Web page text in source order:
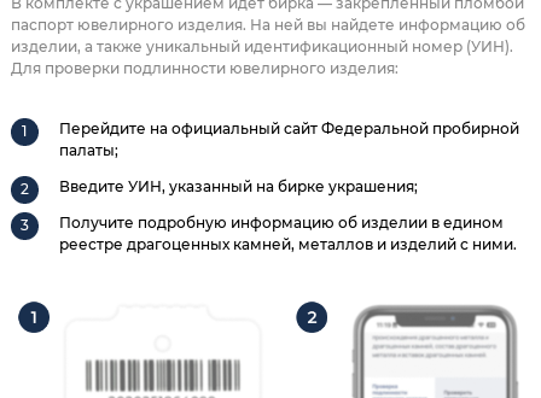
паспорт ювелирного изделия. На ней вы найдете информацию об
изделии, а также уникальный идентификационный номер (УИН).
Для проверки подлинности ювелирного изделия:
Перейдите на официальный сайт Федеральной пробирной
палаты;
Введите УИН, указанный на бирке украшения;
Получите подробную информацию об изделии в едином
реестре драгоценных камней, металлов и изделий с ними.